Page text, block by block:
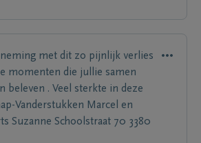
met dit zo pijnlijk verlies
momenten die jullie samen
beleven . Veel sterkte in deze
Vanderstukken Marcel en
Suzanne Schoolstraat 70 3380